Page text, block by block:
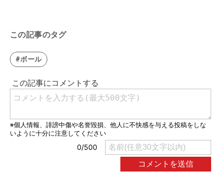
この記事のタグ
#ボール